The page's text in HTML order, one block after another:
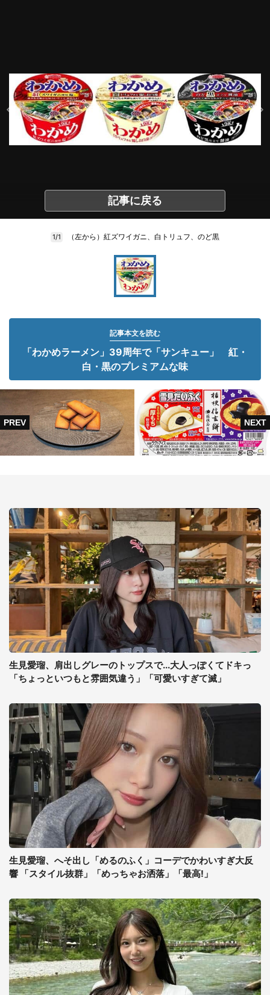
記事に戻る
1/1 （左から）紅ズワイガニ、白トリュフ、のど黒
記事本文を読む
「わかめラーメン」39周年で「サンキュー」 紅・
白・黒のプレミアムな味
生見愛瑠、肩出しグレーのトップスで...大人っぽくてドキっ
「ちょっといつもと雰囲気違う」「可愛いすぎて滅」
生見愛瑠、へそ出し「めるのふく」コーデでかわいすぎ大反
響 「スタイル抜群」「めっちゃお洒落」「最高!」